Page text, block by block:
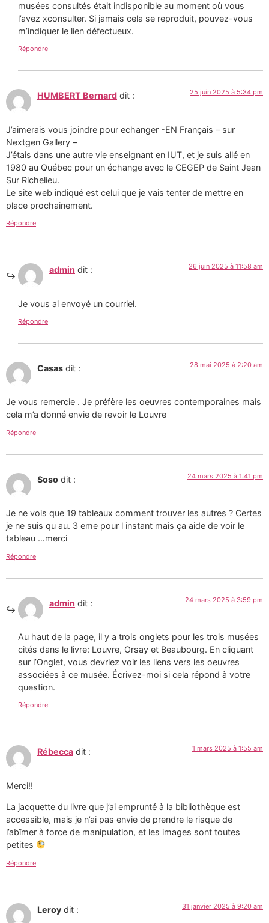
musées consultés était indisponible au moment où vous
l’avez xconsulter. Si jamais cela se reproduit, pouvez-vous
m’indiquer le lien défectueux.
Répondre
HUMBERT Bernard dit : 25 juin 2025 à 5:34 pm
J’aimerais vous joindre pour echanger -EN Français – sur
Nextgen Gallery –
J’étais dans une autre vie enseignant en IUT, et je suis allé en
1980 au Québec pour un échange avec le CEGEP de Saint Jean
Sur Richelieu.
Le site web indiqué est celui que je vais tenter de mettre en
place prochainement.
Répondre
admin dit : 26 juin 2025 à 11:58 am
Je vous ai envoyé un courriel.
Répondre
Casas dit : 28 mai 2025 à 2:20 am
Je vous remercie . Je préfère les oeuvres contemporaines mais
cela m’a donné envie de revoir le Louvre
Répondre
Soso dit : 24 mars 2025 à 1:41 pm
Je ne vois que 19 tableaux comment trouver les autres ? Certes
je ne suis qu au. 3 eme pour l instant mais ça aide de voir le
tableau …merci
Répondre
admin dit : 24 mars 2025 à 3:59 pm
Au haut de la page, il y a trois onglets pour les trois musées
cités dans le livre: Louvre, Orsay et Beaubourg. En cliquant
sur l’Onglet, vous devriez voir les liens vers les oeuvres
associées à ce musée. Écrivez-moi si cela répond à votre
question.
Répondre
Rébecca dit : 1 mars 2025 à 1:55 am
Merci!!
La jacquette du livre que j’ai emprunté à la bibliothèque est
accessible, mais je n’ai pas envie de prendre le risque de
l’abîmer à force de manipulation, et les images sont toutes
petites
Répondre
Leroy dit : 31 janvier 2025 à 9:20 am